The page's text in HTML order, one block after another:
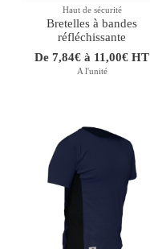
Haut de sécurité
Bretelles à bandes
réfléchissante
De 7,84€ à 11,00€ HT
A l'unité